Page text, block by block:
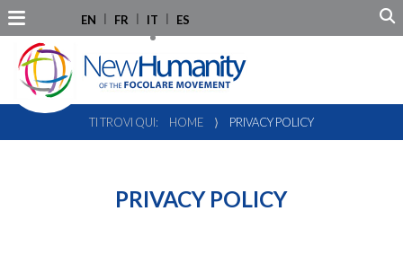
EN FR IT ES
TI TROVI QUI: HOME ⟩ PRIVACY POLICY
PRIVACY POLICY